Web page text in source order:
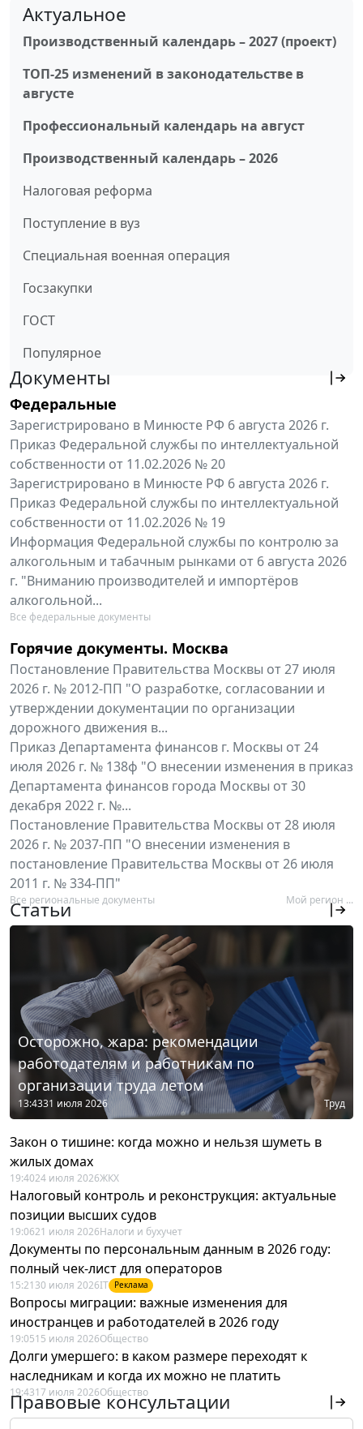
Актуальное
Производственный календарь – 2027 (проект)
ТОП-25 изменений в законодательстве в
августе
Профессиональный календарь на август
Производственный календарь – 2026
Налоговая реформа
Поступление в вуз
Специальная военная операция
Госзакупки
ГОСТ
Популярное
Документы
Федеральные
Зарегистрировано в Минюсте РФ 6 августа 2026 г.
Приказ Федеральной службы по интеллектуальной
собственности от 11.02.2026 № 20
Зарегистрировано в Минюсте РФ 6 августа 2026 г.
Приказ Федеральной службы по интеллектуальной
собственности от 11.02.2026 № 19
Информация Федеральной службы по контролю за
алкогольным и табачным рынками от 6 августа 2026
г. "Вниманию производителей и импортёров
алкогольной...
Все федеральные документы
Горячие документы. Москва
Постановление Правительства Москвы от 27 июля
2026 г. № 2012-ПП "О разработке, согласовании и
утверждении документации по организации
дорожного движения в...
Приказ Департамента финансов г. Москвы от 24
июля 2026 г. № 138ф "О внесении изменения в приказ
Департамента финансов города Москвы от 30
декабря 2022 г. №...
Постановление Правительства Москвы от 28 июля
2026 г. № 2037-ПП "О внесении изменения в
постановление Правительства Москвы от 26 июля
2011 г. № 334-ПП"
Все региональные документы Мой регион ...
Статьи
Осторожно, жара: рекомендации
работодателям и работникам по
организации труда летом
13:4331 июля 2026 Труд
Закон о тишине: когда можно и нельзя шуметь в
жилых домах
19:4024 июля 2026ЖКХ
Налоговый контроль и реконструкция: актуальные
позиции высших судов
19:0621 июля 2026Налоги и бухучет
Документы по персональным данным в 2026 году:
полный чек-лист для операторов
15:21 30 июля 2026IT Реклама
Вопросы миграции: важные изменения для
иностранцев и работодателей в 2026 году
19:0515 июля 2026Общество
Долги умершего: в каком размере переходят к
наследникам и когда их можно не платить
19:4317 июля 2026Общество
Правовые консультации